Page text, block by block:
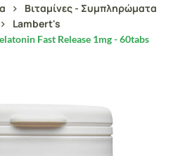
Βιταμίνες - Συμπληρώματα
Lambert's
Fast Release 1mg - 60tabs